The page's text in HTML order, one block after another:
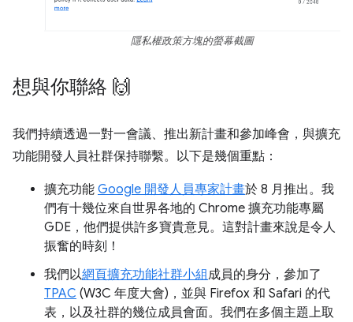
隱私權政策方塊的螢幕截圖
想與你聯絡 🙌
我們持續透過一對一會議、推出新計畫和參加峰會，與擴充
功能開發人員社群保持聯繫。以下是幾個重點：
擴充功能 Google 開發人員專家計畫於 8 月推出。我
們有十幾位來自世界各地的 Chrome 擴充功能專屬
GDE，他們提供許多寶貴意見。這對計畫來說是令人
振奮的時刻！
我們以網頁擴充功能社群小組成員的身分，參加了
TPAC (W3C 年度大會)，並與 Firefox 和 Safari 的代
表，以及社群的幾位成員會面。我們在多個主題上取